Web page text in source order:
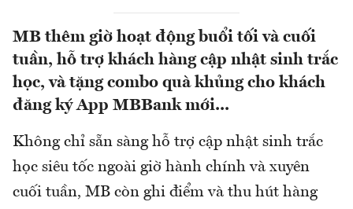
MB thêm giờ hoạt động buổi tối và cuối
tuần, hỗ trợ khách hàng cập nhật sinh trắc
học, và tặng combo quà khủng cho khách
đăng ký App MBBank mới...
Không chỉ sẵn sàng hỗ trợ cập nhật sinh trắc
học siêu tốc ngoài giờ hành chính và xuyên
cuối tuần, MB còn ghi điểm và thu hút hàng